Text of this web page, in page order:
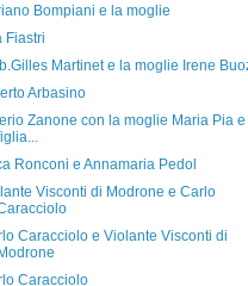
Bompiani e la moglie
Fiastri
Martinet e la moglie Irene
Arbasino
Zanone con la moglie Maria Pia
Ronconi e Annamaria Pedol
Visconti di Modrone e Carlo
Caracciolo e Violante Visconti di
Modrone
Caracciolo